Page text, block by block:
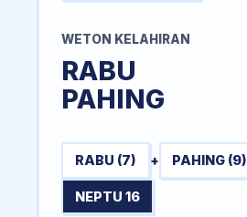
WETON KELAHIRAN
RABU
PAHING
RABU (7) + PAHING (9)
NEPTU 16